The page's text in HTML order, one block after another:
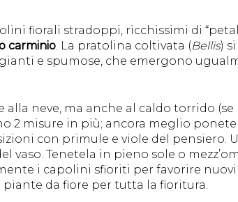
fiorali stradoppi, ricchissimi di
carminio. La pratolina coltivata (Bellis) si
e spumose, che emergono
neve, ma anche al caldo torrido (se
2 misure in più; ancora meglio ponete
con primule e viole del pensiero.
Tenetela in pieno sole o
i capolini sfioriti per favorire nuovi
da fiore per tutta la fioritura.